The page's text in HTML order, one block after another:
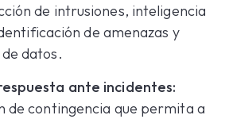
de intrusiones, inteligencia
de amenazas y
datos.
ante incidentes:
de contingencia que permita a